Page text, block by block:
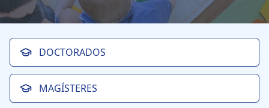
DOCTORADOS
MAGÍSTERES